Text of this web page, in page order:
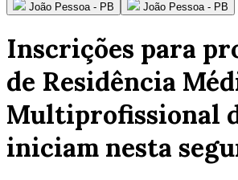
João Pessoa - PB
João Pessoa - PB
Inscrições para
de Residência
Multiprofissional
iniciam nesta